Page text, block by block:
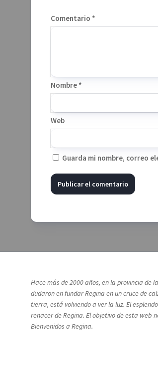
Comentario *
Nombre *
Web
Guarda mi nombre, correo
Hace más de 2000 años, en la provincia de
dudaron en fundar Regina en un cruce de
tierra, está volviendo a ver la luz. El
renacer de Regina. El objetivo de esta web
Bienvenidos a Regina.